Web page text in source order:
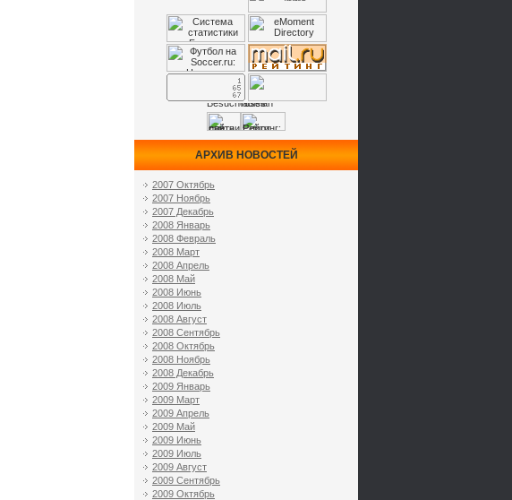
АРХИВ НОВОСТЕЙ
2007 Октябрь
2007 Ноябрь
2007 Декабрь
2008 Январь
2008 Февраль
2008 Март
2008 Апрель
2008 Май
2008 Июнь
2008 Июль
2008 Август
2008 Сентябрь
2008 Октябрь
2008 Ноябрь
2008 Декабрь
2009 Январь
2009 Март
2009 Апрель
2009 Май
2009 Июнь
2009 Июль
2009 Август
2009 Сентябрь
2009 Октябрь